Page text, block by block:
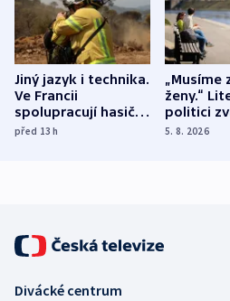
Jiný jazyk i technika.
Ve Francii
spolupracují hasiči z
různých zemí
před 13h
„Musíme
ženy.“
politici
dohodu o
5. 8. 2026
Divácké centrum